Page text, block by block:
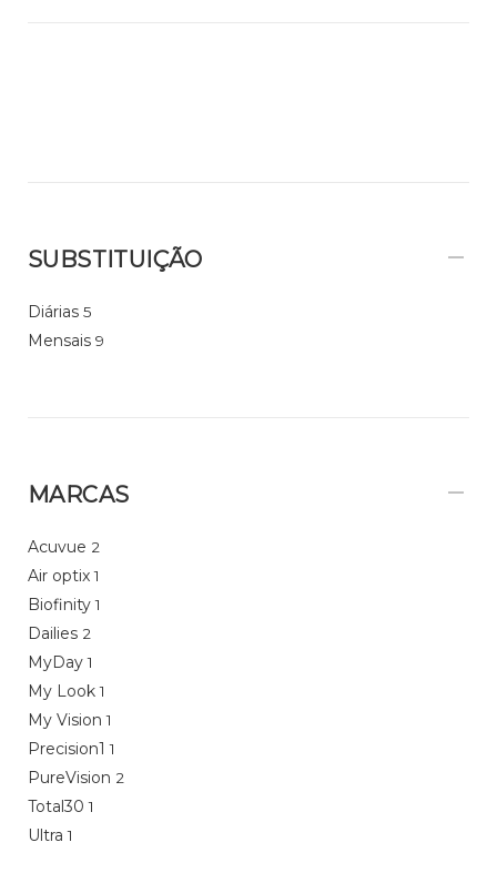
SUBSTITUIÇÃO
Diárias 5
Mensais 9
MARCAS
Acuvue 2
Air optix 1
Biofinity 1
Dailies 2
MyDay 1
My Look 1
My Vision 1
Precision1 1
PureVision 2
Total30 1
Ultra 1